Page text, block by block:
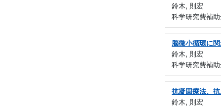
鈴木, 則宏
科学研究費補
脳微小循環に
鈴木, 則宏
科学研究費補
抗凝固療法、
鈴木, 則宏